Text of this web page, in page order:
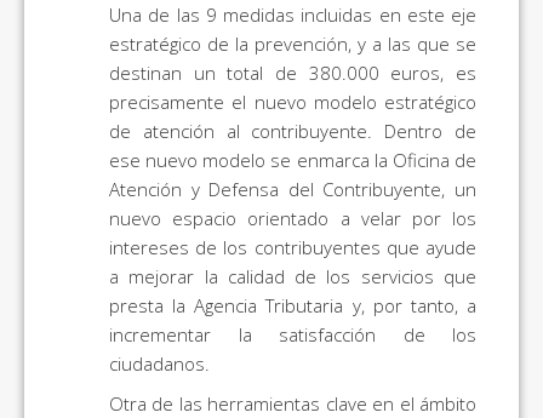
Una de las 9 medidas incluidas en este eje
estratégico de la prevención, y a las que se
destinan un total de 380.000 euros, es
precisamente el nuevo modelo estratégico
de atención al contribuyente. Dentro de
ese nuevo modelo se enmarca la Oficina de
Atención y Defensa del Contribuyente, un
nuevo espacio orientado a velar por los
intereses de los contribuyentes que ayude
a mejorar la calidad de los servicios que
presta la Agencia Tributaria y, por tanto, a
incrementar la satisfacción de los
ciudadanos.
Otra de las herramientas clave en el ámbito